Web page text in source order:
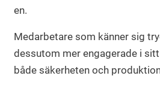
en.
Medarbetare som känner sig
dessutom mer engagerade i
både säkerheten och